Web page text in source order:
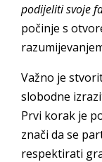
podijeliti svoje
počinje s
Važno je
slobodne
Prvi korak je
znači da se
respektirati